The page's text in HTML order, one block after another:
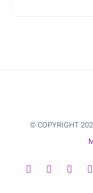
© COPYRIGHT